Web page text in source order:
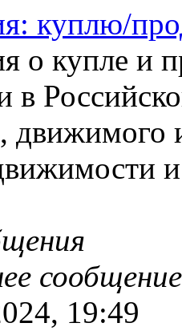
куплю/
о купле и
в
сообщение
19:49